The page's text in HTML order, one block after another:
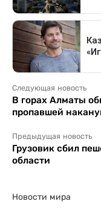
Следующая новость
В горах Алматы
пропавшей
Предыдущая новость
Грузовик сбил
области
Новости мира